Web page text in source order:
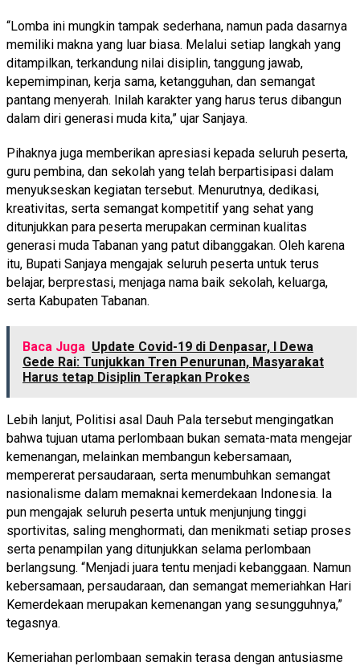
“Lomba ini mungkin tampak sederhana, namun pada dasarnya
memiliki makna yang luar biasa. Melalui setiap langkah yang
ditampilkan, terkandung nilai disiplin, tanggung jawab,
kepemimpinan, kerja sama, ketangguhan, dan semangat
pantang menyerah. Inilah karakter yang harus terus dibangun
dalam diri generasi muda kita,” ujar Sanjaya.
Pihaknya juga memberikan apresiasi kepada seluruh peserta,
guru pembina, dan sekolah yang telah berpartisipasi dalam
menyukseskan kegiatan tersebut. Menurutnya, dedikasi,
kreativitas, serta semangat kompetitif yang sehat yang
ditunjukkan para peserta merupakan cerminan kualitas
generasi muda Tabanan yang patut dibanggakan. Oleh karena
itu, Bupati Sanjaya mengajak seluruh peserta untuk terus
belajar, berprestasi, menjaga nama baik sekolah, keluarga,
serta Kabupaten Tabanan.
Baca Juga Update Covid-19 di Denpasar, I Dewa
Gede Rai: Tunjukkan Tren Penurunan, Masyarakat
Harus tetap Disiplin Terapkan Prokes
Lebih lanjut, Politisi asal Dauh Pala tersebut mengingatkan
bahwa tujuan utama perlombaan bukan semata-mata mengejar
kemenangan, melainkan membangun kebersamaan,
mempererat persaudaraan, serta menumbuhkan semangat
nasionalisme dalam memaknai kemerdekaan Indonesia. Ia
pun mengajak seluruh peserta untuk menjunjung tinggi
sportivitas, saling menghormati, dan menikmati setiap proses
serta penampilan yang ditunjukkan selama perlombaan
berlangsung. “Menjadi juara tentu menjadi kebanggaan. Namun
kebersamaan, persaudaraan, dan semangat memeriahkan Hari
Kemerdekaan merupakan kemenangan yang sesungguhnya,”
tegasnya.
Kemeriahan perlombaan semakin terasa dengan antusiasme